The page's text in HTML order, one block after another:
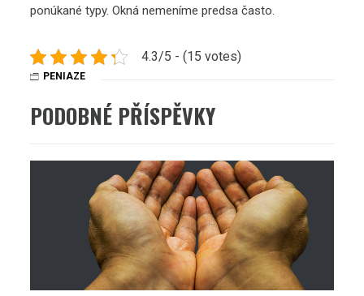
ponúkané typy. Okná nemeníme predsa často.
4.3/5 - (15 votes)
PENIAZE
PODOBNÉ PŘÍSPĚVKY